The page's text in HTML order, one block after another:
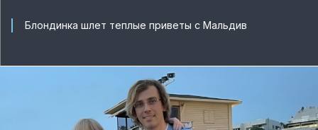
Блондинка шлет теплые приветы с Мальдив